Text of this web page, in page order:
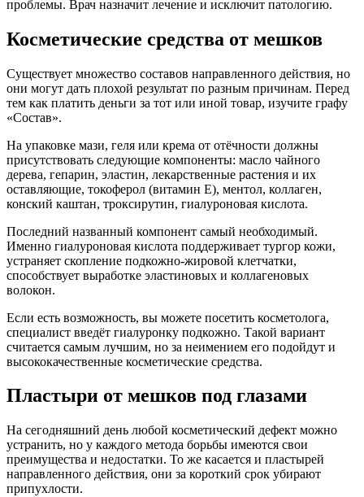
проблемы. Врач назначит лечение и исключит патологию.
Косметические средства от мешков
Существует множество составов направленного действия, но
они могут дать плохой результат по разным причинам. Перед
тем как платить деньги за тот или иной товар, изучите графу
«Состав».
На упаковке мази, геля или крема от отёчности должны
присутствовать следующие компоненты: масло чайного
дерева, гепарин, эластин, лекарственные растения и их
оставляющие, токоферол (витамин E), ментол, коллаген,
конский каштан, троксирутин, гиалуроновая кислота.
Последний названный компонент самый необходимый.
Именно гиалуроновая кислота поддерживает тургор кожи,
устраняет скопление подкожно-жировой клетчатки,
способствует выработке эластиновых и коллагеновых
волокон.
Если есть возможность, вы можете посетить косметолога,
специалист введёт гиалуронку подкожно. Такой вариант
считается самым лучшим, но за неимением его подойдут и
высококачественные косметические средства.
Пластыри от мешков под глазами
На сегодняшний день любой косметический дефект можно
устранить, но у каждого метода борьбы имеются свои
преимущества и недостатки. То же касается и пластырей
направленного действия, они за короткий срок убирают
припухлости.